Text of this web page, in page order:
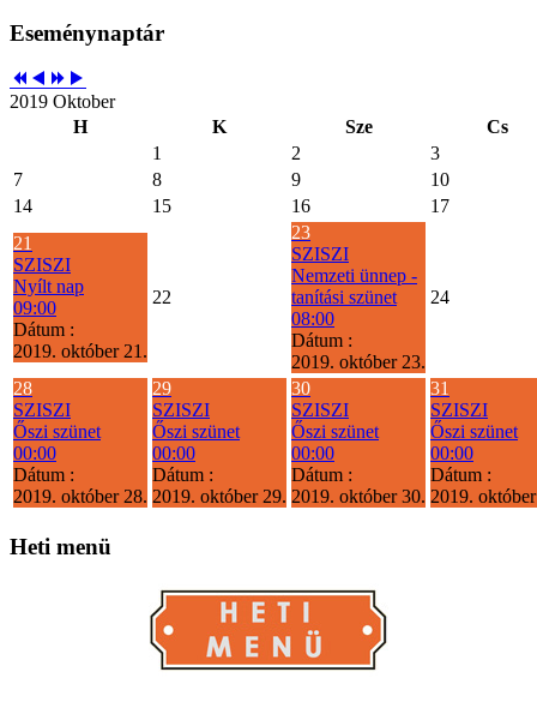
Eseménynaptár
2019 Oktober
H
K Sze
Cs
1
2
3
7
8 9
10
14
15 16
17
21
SZISZI
Nyílt nap
09:00
Dátum :
2019. október 21.
22
23
SZISZI
Nemzeti ünnep -
tanítási szünet
08:00
Dátum :
2019. október 23.
24
28
SZISZI
Őszi szünet
00:00
Dátum :
2019. október 28.
29
SZISZI
Őszi szünet
00:00
Dátum :
2019. október 29.
30
SZISZI
Őszi szünet
00:00
Dátum :
2019. október 30.
31
SZISZI
Őszi szünet
00:00
Dátum :
2019.
Heti menü